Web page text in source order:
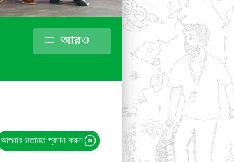
আরও
আপনার মতামত প্রদান করুন